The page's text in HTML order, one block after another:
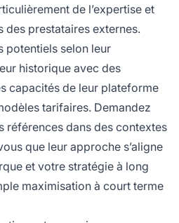
de l’expertise et
des prestataires externes.
potentiels selon leur
historique avec des
capacités de leur plateforme
tarifaires. Demandez
références dans des contextes
que leur approche s’aligne
et votre stratégie à long
maximisation à court terme